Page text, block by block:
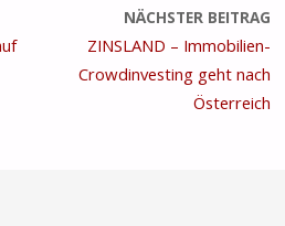
NÄCHSTER BEITRAG
ZINSLAND – Immobilien-
Crowdinvesting geht nach
Österreich